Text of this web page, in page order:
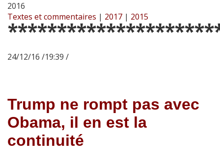
2016
Textes et commentaires | 2017 | 2015
24/12/16 /19:39 /
Trump ne rompt pas avec
Obama, il en est la
continuité